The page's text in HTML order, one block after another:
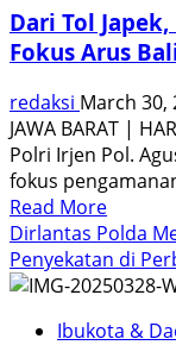
Rumah
Kosong
Kota
Saat
Mudik
Lebaran
Dari Tol
Fokus Arus
redaksi March 30,
JAWA BARAT |
Polri Irjen Pol.
fokus
Read MoreRead
more
about
Dari
Japek,
Dirlantas Polda
Penyekatan di
Ibukota &